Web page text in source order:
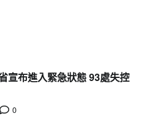
宣布進入緊急狀態 93處失控
0